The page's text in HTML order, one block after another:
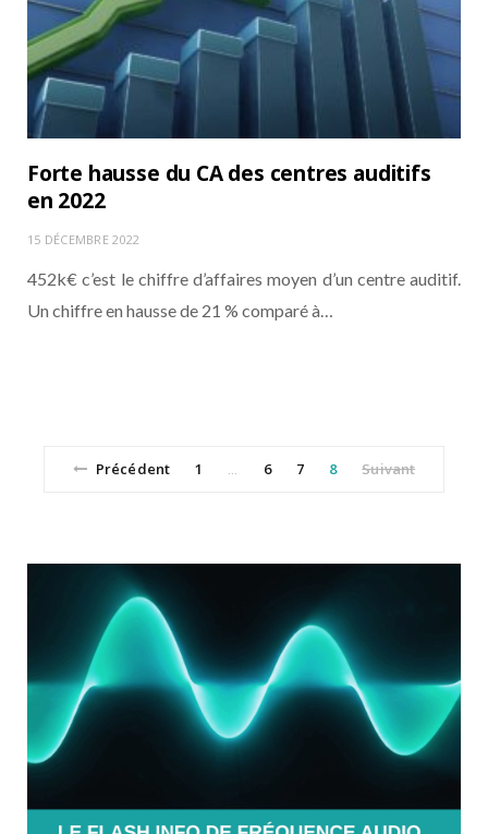
Forte hausse du CA des centres auditifs
en 2022
15 DÉCEMBRE 2022
452k€ c’est le chiffre d’affaires moyen d’un centre auditif.
Un chiffre en hausse de 21 % comparé à…
Précédent 1 6 7 8 Suivant